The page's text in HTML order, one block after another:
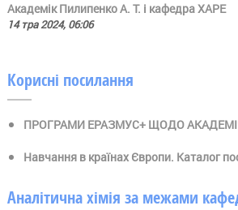
Академік Пилипенко А. Т. і кафедра ХАРЕ
14 тра 2024, 06:06
Корисні посилання
ПРОГРАМИ ЕРАЗМУС+ ЩОДО
Навчання в країнах Європи. Каталог
Аналітична хімія за межами